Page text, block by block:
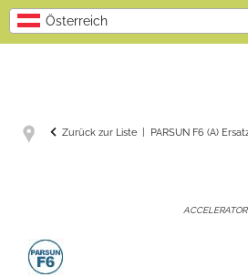
Österreich
Zurück zur Liste PARSUN F6 (A)